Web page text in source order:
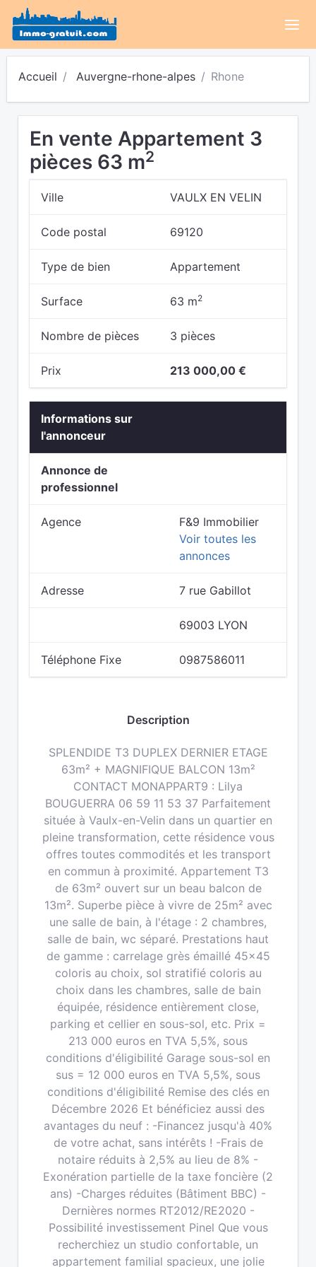
Accueil Auvergne-rhone-alpes Rhone
En vente Appartement 3
pièces 63 m2
Ville VAULX EN VELIN
Code postal 69120
Type de bien Appartement
Surface 63 m2
Nombre de pièces 3 pièces
Prix 213 000,00 €
Informations sur
l'annonceur
Annonce de
professionnel
Agence
F&9 Immobilier
Voir toutes les
annonces
Adresse 7 rue Gabillot
69003 LYON
Téléphone Fixe 0987586011
Description
SPLENDIDE T3 DUPLEX DERNIER ETAGE
63m² + MAGNIFIQUE BALCON 13m²
CONTACT MONAPPART9 : Lilya
BOUGUERRA 06 59 11 53 37 Parfaitement
située à Vaulx-en-Velin dans un quartier en
pleine transformation, cette résidence vous
offres toutes commodités et les transport
en commun à proximité. Appartement T3
de 63m² ouvert sur un beau balcon de
13m². Superbe pièce à vivre de 25m² avec
une salle de bain, à l'étage : 2 chambres,
salle de bain, wc séparé. Prestations haut
de gamme : carrelage grès émaillé 45x45
coloris au choix, sol stratifié coloris au
choix dans les chambres, salle de bain
équipée, résidence entièrement close,
parking et cellier en sous-sol, etc. Prix =
213 000 euros en TVA 5,5%, sous
conditions d'éligibilité Garage sous-sol en
sus = 12 000 euros en TVA 5,5%, sous
conditions d'éligibilité Remise des clés en
Décembre 2026 Et bénéficiez aussi des
avantages du neuf : -Financez jusqu'à 40%
de votre achat, sans intérêts ! -Frais de
notaire réduits à 2,5% au lieu de 8% -
Exonération partielle de la taxe foncière (2
ans) -Charges réduites (Bâtiment BBC) -
Dernières normes RT2012/RE2020 -
Possibilité investissement Pinel Que vous
recherchiez un studio confortable, un
appartement familial spacieux, une jolie